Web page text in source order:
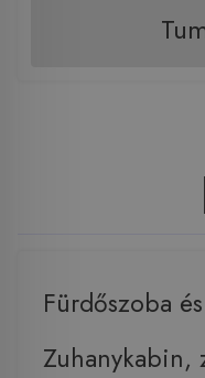
Fürdőszoba
Zuhanykabin,